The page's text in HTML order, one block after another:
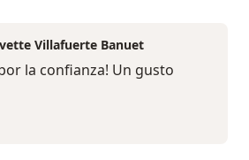
Villafuerte Banuet
la confianza! Un gusto